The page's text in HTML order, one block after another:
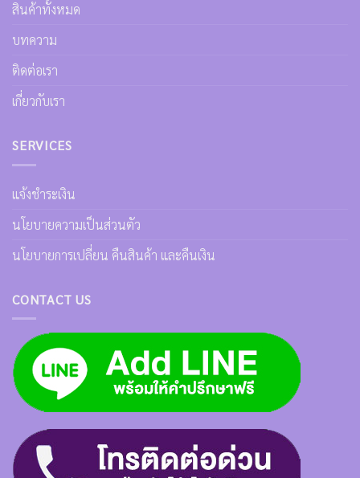
สินค้าทั้งหมด
บทความ
ติดต่อเรา
เกี่ยวกับเรา
SERVICES
แจ้งชำระเงิน
นโยบายความเป็นส่วนตัว
นโยบายการเปลี่ยน คืนสินค้า และคืนเงิน
CONTACT US